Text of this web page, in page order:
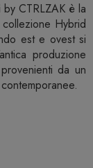
by CTRLZAK è la
Hybrid
est e ovest si
produzione
da un